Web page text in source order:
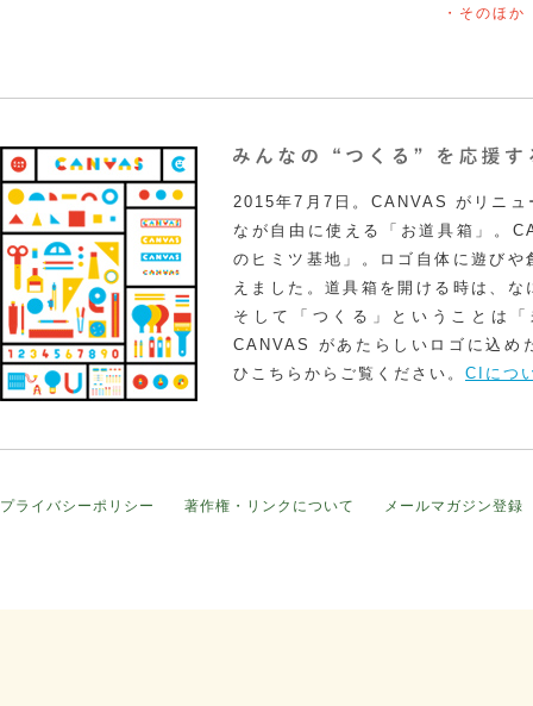
・そのほか
2015年7月7日。CANVAS がリニュ
なが自由に使える「お道具箱」。
のヒミツ基地」。ロゴ自体に遊び
えました。道具箱を開ける時は、
そして「つくる」ということは
CANVAS があたらしいロゴに込め
ひこちらからご覧ください。 CIにつ
プライバシーポリシー 著作権・リンクについて メールマガジン登録